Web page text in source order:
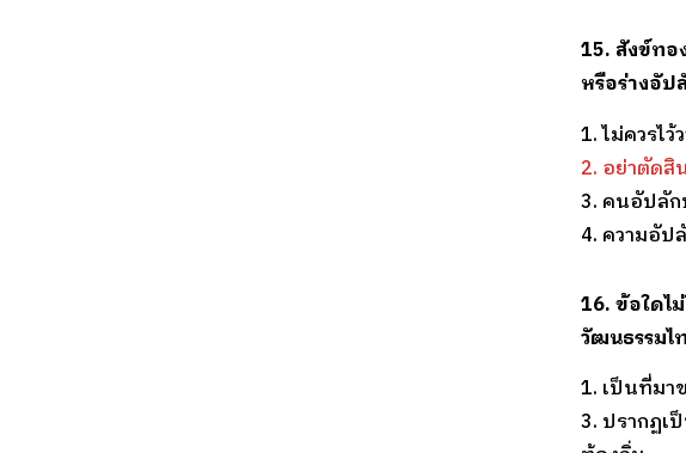
15. สังข์ทอ
หรือร่างอั
1. ไม่ควรไว้
2. อย่าตัด
3. คนอัปลัก
4. ความอั
16. ข้อใดไ
วัฒนธรรมไ
1. เป็นที่
3. ปรากฏ